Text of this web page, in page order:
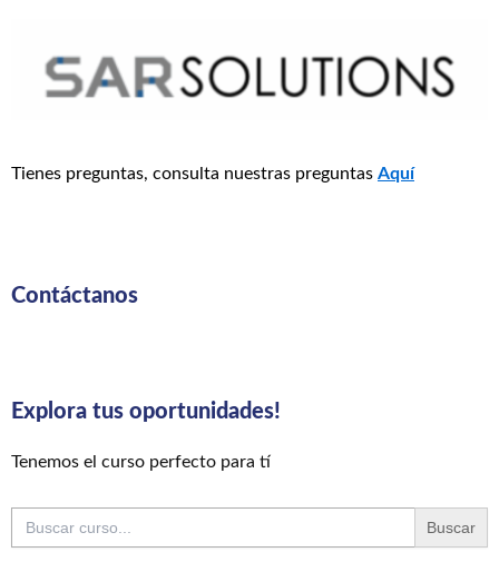
Tienes preguntas, consulta nuestras preguntas Aquí
Contáctanos
Explora tus oportunidades!
Tenemos el curso perfecto para tí
Buscar: